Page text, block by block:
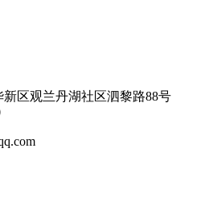
新区观兰丹湖社区泗黎路88号